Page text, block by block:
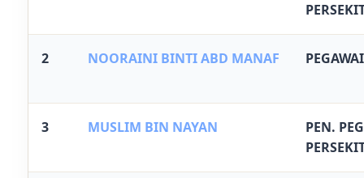
2 NOORAINI BINTI ABD MANAF
3 MUSLIM BIN NAYAN
PEN.